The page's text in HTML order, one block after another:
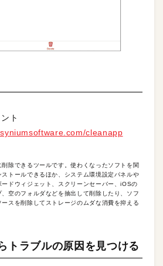
ト
cleanapp
除できるツールです。使わくなったソフトを関
トールできるほか、システム環境設定パネルや
ドウィジェット、スクリーンセーバー、iOSの
空のフォルダなどを抽出して削除したり、ソフ
ースを削除してストレージのムダな消費を抑える
トラブルの原因を見つける